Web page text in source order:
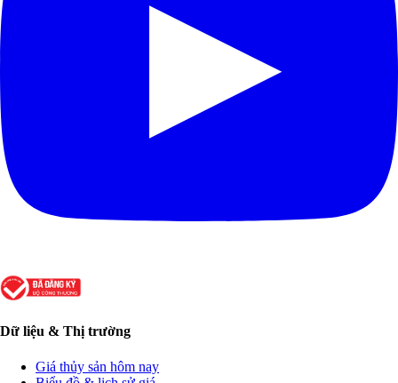
Dữ liệu & Thị trường
Giá thủy sản hôm nay